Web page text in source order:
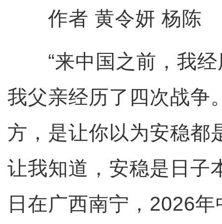
作者 黄令妍 杨陈
“来中国之前，我经
我父亲经历了四次战争
方，是让你以为安稳都
让我知道，安稳是日子
日在广西南宁，2026